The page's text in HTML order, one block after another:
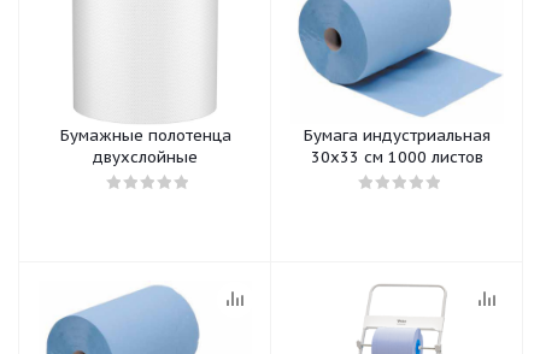
Бумажные полотенца
двухслойные
Бумага индустриальная
30х33 см 1000 листов